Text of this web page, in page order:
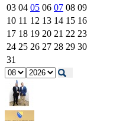
03 04 05 06 07 08 09
10 11 12 13 14 15 16
17 18 19 20 21 22 23
24 25 26 27 28 29 30
31